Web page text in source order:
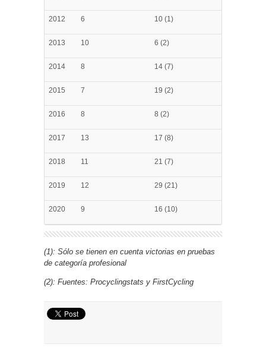
2012 6 10 (1)
2013 10 6 (2)
2014 8 14 (7)
2015 7 19 (2)
2016 8 8 (2)
2017 13 17 (8)
2018 11 21 (7)
2019 12 29 (21)
2020 9 16 (10)
(1): Sólo se tienen en cuenta victorias en pruebas
de categoría profesional
(2): Fuentes: Procyclingstats y FirstCycling